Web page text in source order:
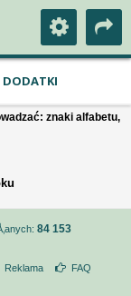
DODATKI
znaki alfabetu,
84 153
Reklama
FAQ